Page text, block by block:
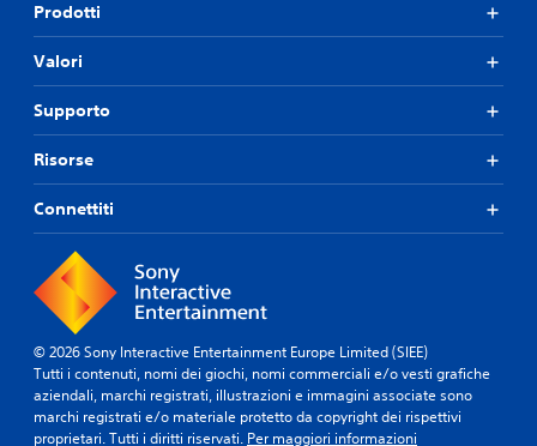
Prodotti
Valori
Supporto
Risorse
Connettiti
© 2026 Sony Interactive Entertainment Europe Limited (SIEE)
Tutti i contenuti, nomi dei giochi, nomi commerciali e/o vesti grafiche
aziendali, marchi registrati, illustrazioni e immagini associate sono
marchi registrati e/o materiale protetto da copyright dei rispettivi
proprietari. Tutti i diritti riservati. Per maggiori informazioni